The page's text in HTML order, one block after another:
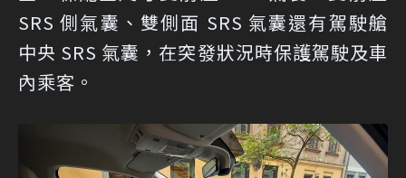
SRS 側氣囊、雙側面 SRS 氣囊還有駕駛艙
中央 SRS 氣囊，在突發狀況時保護駕駛及車
內乘客。